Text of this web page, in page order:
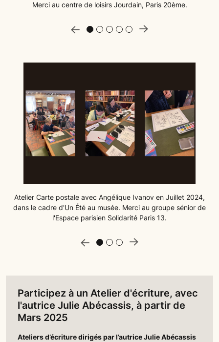
Merci au centre de loisirs Jourdain, Paris 20ème.
Atelier Carte postale avec Angélique Ivanov en Juillet 2024,
dans le cadre d'Un Été au musée. Merci au groupe sénior de
l'Espace parisien Solidarité Paris 13.
Participez à un Atelier d'écriture, avec
l'autrice Julie Abécassis, à partir de
Mars 2025
Ateliers d’écriture dirigés par l’autrice Julie Abécassis